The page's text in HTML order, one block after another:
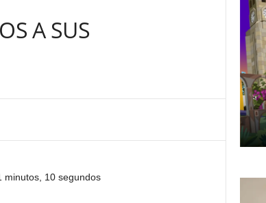
A SUS
minutos, 10 segundos